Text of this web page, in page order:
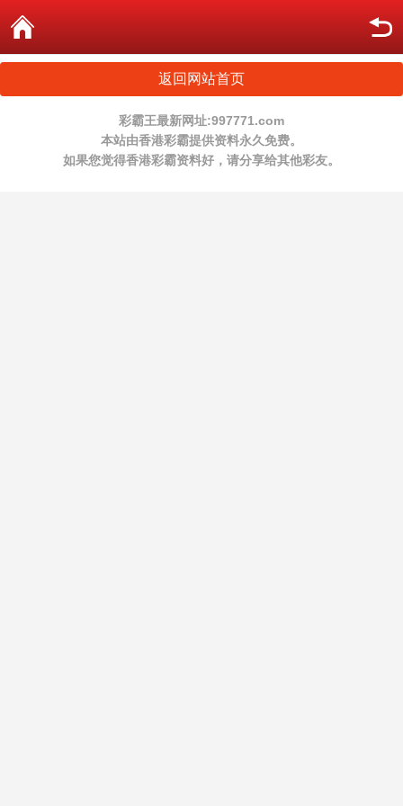
返回网站首页
彩霸王最新网址:997771.com
本站由香港彩霸提供资料永久免费。
如果您觉得香港彩霸资料好，请分享给其他彩友。